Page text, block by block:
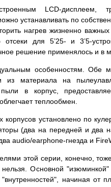
LCD-дисплеем,
устанавливать по
нагрев жизненно
отсеки для 5’25- и 3’5-
решение применялось и в
особенностям. Обе
из материала на
в корпус,
теплообмен.
установлено по
(два на передней и два
audio/earphone-гнезда и
этой серии, конечно,
Основной
начиная от